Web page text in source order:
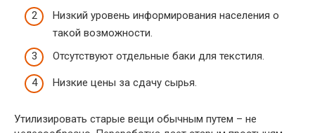
Низкий уровень информирования населения о
такой возможности.
Отсутствуют отдельные баки для текстиля.
Низкие цены за сдачу сырья.
Утилизировать старые вещи обычным путем – не